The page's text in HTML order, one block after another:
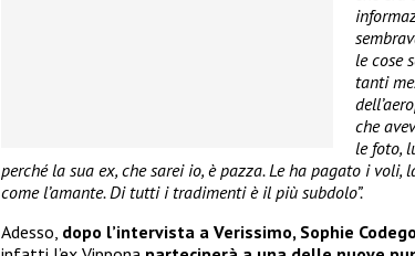
le cose
tanti
che
le foto,
perché la sua ex, che sarei io, è pazza. Le ha pagato i
come l’amante. Di tutti i tradimenti è il più subdolo”.
Adesso, dopo l’intervista a Verissimo, Sophie